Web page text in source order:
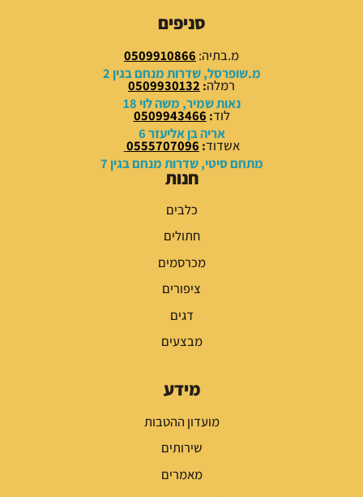
.
0
0
₪
.
0
0
₪
.
סניפים
מ.בתיה: 0509910866
מ.שופרסל, שדרות מנחם בגין 2
רמלה:
0509930132
נאות שמיר, משה לוי 18
לוד:
0509943466
אריה בן אליעזר 6
אשדוד:
0555707096
מתחם סיטי, שדרות מנחם בגין 7
חנות
כלבים
חתולים
מכרסמים
ציפורים
דגים
מבצעים
מידע
מועדון ההטבות
שירותים
מאמרים